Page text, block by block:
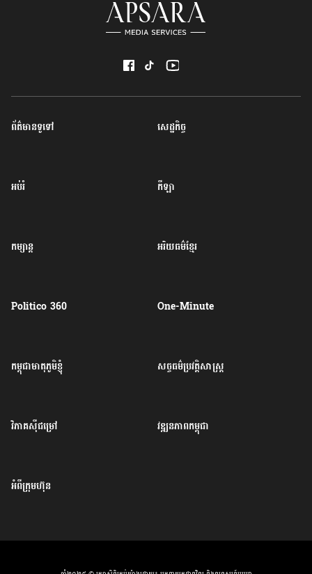
ព័ត៌មានទូទៅ សេដ្ឋកិច្ច
អប់រំ កីឡា
កម្សាន្ត អរិយធម៌ខ្មែរ
Politico 360 One-Minute
កម្ពុជាមាតុភូមិខ្ញុំ សច្ចធម៌ប្រវត្តិសាស្ត្រ
វិភាគសុីជម្រៅ វឌ្ឍនភាពកម្ពុជា
អំពីក្រុមហ៊ុន